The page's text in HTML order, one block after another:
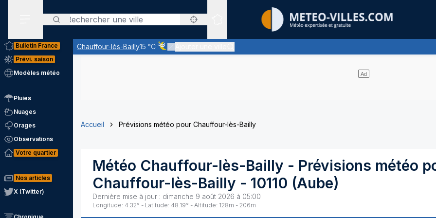
Rechercher
Sites expertis&eacute;s
Chauffour-lès-Bailly15 °C
Ciel voilé par des nuages d'altitude, ternissant plus ou moins l'éclat du soleil
Bulletin France
Prévi. saison
Modèles météo
Pluies
Nuages
Orages
Observations
Votre quartier
Nos articles
X (Twitter)
Accueil Prévisions météo pour Chauffour-lès-Bailly
Météo Chauffour-lès-Bailly - Prévisions météo
Chauffour-lès-Bailly - 10110 (Aube)
Dernière mise à jour : dimanche 9 août 2026 à 05:00
Longitude: 4.32° - Latitude: 48.19° - Altitude: 128m - 206m